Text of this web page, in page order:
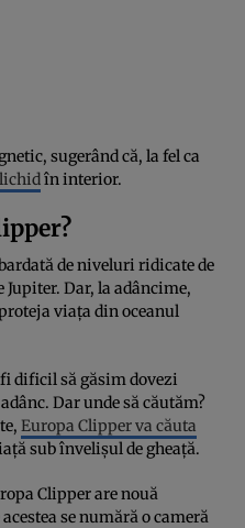
sugerând că, la fel ca
în interior.
de niveluri ridicate de
Dar, la adâncime,
viața din oceanul
dificil să găsim dovezi
Dar unde să căutăm?
Europa Clipper va căuta
sub învelișul de gheață.
Clipper are nouă
se numără o cameră